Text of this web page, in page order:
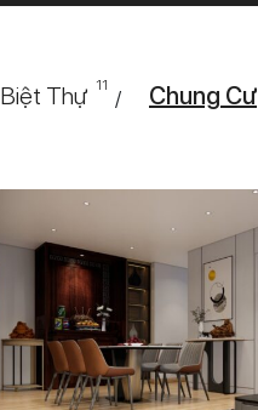
Biệt Thự 11
/ Chung Cư